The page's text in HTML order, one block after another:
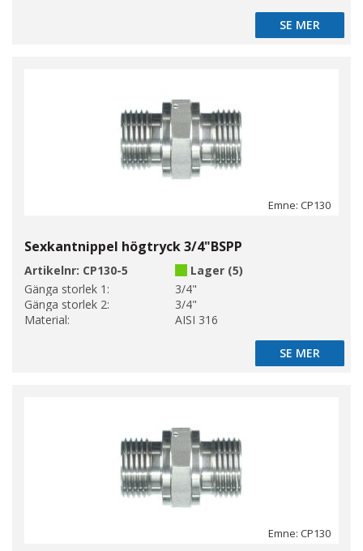
SE MER
SE MER
Emne: CP130
Sexkantnippel högtryck 3/4"BSPP
Artikelnr: CP130-5
Lager (5)
Gänga storlek 1:
3/4"
Gänga storlek 2:
3/4"
Material:
AISI 316
SE MER
SE MER
Emne: CP130